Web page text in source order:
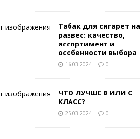
Табак для сигарет на
развес: качество,
ассортимент и
особенности выбора
16.03.2024 0
ЧТО ЛУЧШЕ B ИЛИ C
КЛАСС?
25.03.2024 0